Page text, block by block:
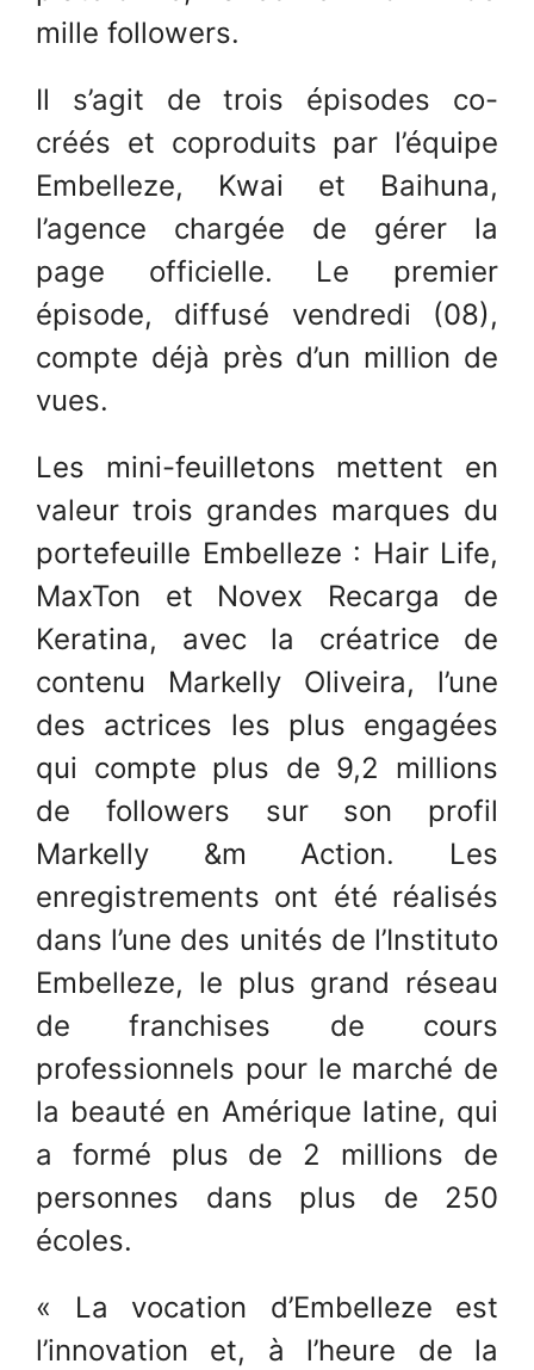
mille followers.
Il s’agit de trois épisodes co-
créés et coproduits par l’équipe
Embelleze, Kwai et Baihuna,
l’agence chargée de gérer la
page officielle. Le premier
épisode, diffusé vendredi (08),
compte déjà près d’un million de
vues.
Les mini-feuilletons mettent en
valeur trois grandes marques du
portefeuille Embelleze : Hair Life,
MaxTon et Novex Recarga de
Keratina, avec la créatrice de
contenu Markelly Oliveira, l’une
des actrices les plus engagées
qui compte plus de 9,2 millions
de followers sur son profil
Markelly &m Action. Les
enregistrements ont été réalisés
dans l’une des unités de l’Instituto
Embelleze, le plus grand réseau
de franchises de cours
professionnels pour le marché de
la beauté en Amérique latine, qui
a formé plus de 2 millions de
personnes dans plus de 250
écoles.
« La vocation d’Embelleze est
l’innovation et, à l’heure de la